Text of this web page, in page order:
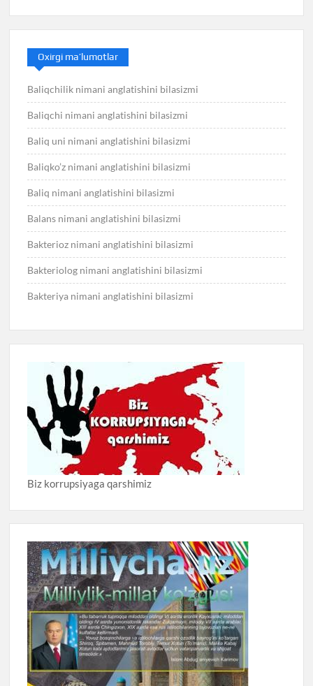
Oxirgi ma’lumotlar
Baliqchilik nimani anglatishini bilasizmi
Baliqchi nimani anglatishini bilasizmi
Baliq uni nimani anglatishini bilasizmi
Baliqko’z nimani anglatishini bilasizmi
Baliq nimani anglatishini bilasizmi
Balans nimani anglatishini bilasizmi
Bakterioz nimani anglatishini bilasizmi
Bakteriolog nimani anglatishini bilasizmi
Bakteriya nimani anglatishini bilasizmi
Biz korrupsiyaga qarshimiz